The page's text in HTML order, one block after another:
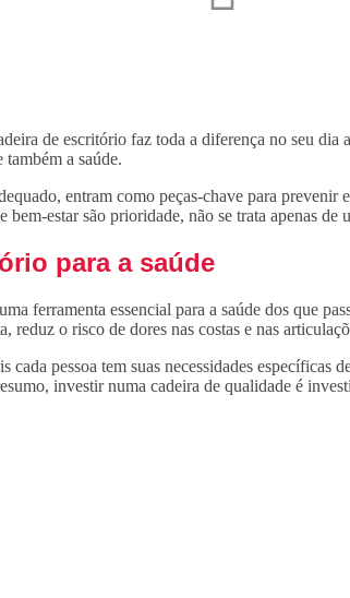
de escritório faz toda a diferença no seu
a saúde.
entram como peças-chave para
estar são prioridade, não se trata apenas
para a saúde
ferramenta essencial para a saúde dos que
reduz o risco de dores nas costas e nas
cada pessoa tem suas necessidades
investir numa cadeira de qualidade é